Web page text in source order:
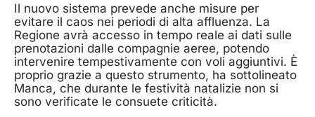
Il nuovo sistema prevede anche misure per
evitare il caos nei periodi di alta affluenza. La
Regione avrà accesso in tempo reale ai dati sulle
prenotazioni dalle compagnie aeree, potendo
intervenire tempestivamente con voli aggiuntivi. È
proprio grazie a questo strumento, ha sottolineato
Manca, che durante le festività natalizie non si
sono verificate le consuete criticità.